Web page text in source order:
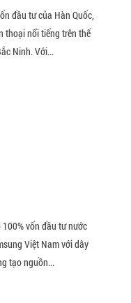
đầu tư của Hàn Quốc,
thoại nổi tiếng trên thế
Ninh. Với...
vốn đầu tư nước
Việt Nam với dây
tạo nguồn...